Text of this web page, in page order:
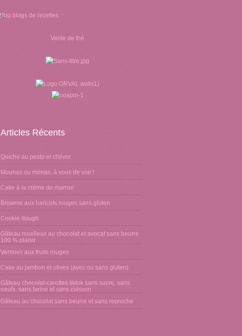
Vente de thé
Articles Récents
Quiche au pesto et chêvre
Mounas ou monas, à vous de voir !
Cake à la crème de marron
Brownie aux haricots rouges sans gluten
Cookie dough
Gâteau moelleux au chocolat et avocat sans beurre
100 % plaisir
Verrines aux fruits rouges
Cake au jambon et olives (avec ou sans gluten)
Gâteau chocolat-carottes tiktok sans sucre, sans
oeufs, sans farine et sans cuisson
Gâteau au chocolat sans beurre et sans reproche